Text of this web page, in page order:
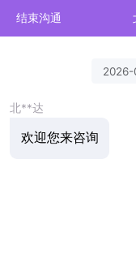
结束沟通
2026-
北**达
欢迎您来咨询